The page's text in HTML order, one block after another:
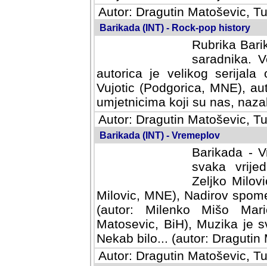
Autor: Dragutin Matoševic,
Barikada (INT) - Rock-pop history
Rubrika
saradnika.
autorica je velikog serijala
Vujotic (Podgorica, MNE),
umjetnicima koji su nas,
Autor: Dragutin Matoševic,
Barikada (INT) - Vremeplov
Barikada -
svaka
Milovic,
MNE), Nadirov spomenar
Milenko Mišo Maric, UK),
Muzika je svirala (autor:
(autor: Dragutin Matosevic,
Autor: Dragutin Matoševic,